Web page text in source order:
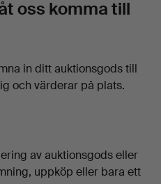
oss komma till
in ditt auktionsgods till
och värderar på plats.
av auktionsgods eller
uppköp eller bara ett